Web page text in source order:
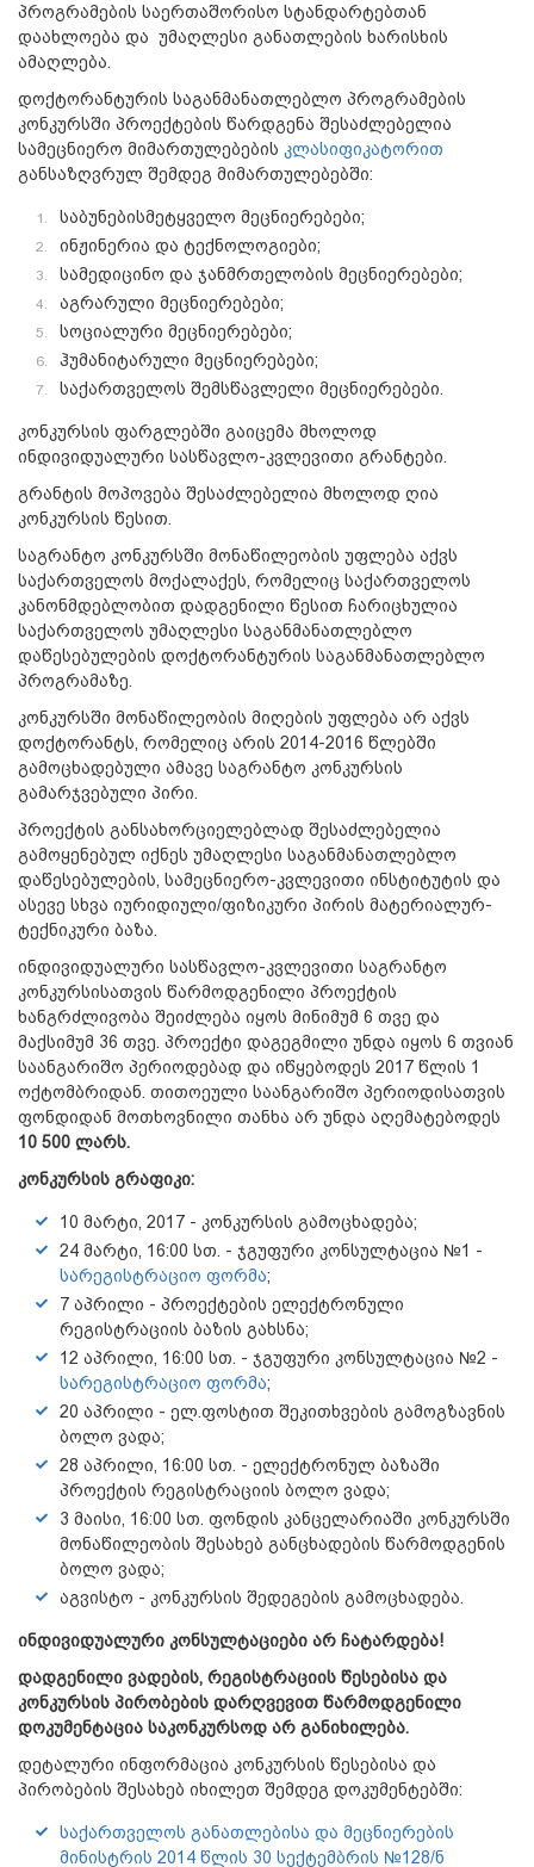
პროგრამების საერთაშორისო სტანდარტებთან
დაახლოება და უმაღლესი განათლების ხარისხის
ამაღლება.
დოქტორანტურის საგანმანათლებლო პროგრამების
კონკურსში პროექტების წარდგენა შესაძლებელია
სამეცნიერო მიმართულებების კლასიფიკატორით
განსაზღვრულ შემდეგ მიმართულებებში:
საბუნებისმეტყველო მეცნიერებები;
ინჟინერია და ტექნოლოგიები;
სამედიცინო და ჯანმრთელობის მეცნიერებები;
აგრარული მეცნიერებები;
სოციალური მეცნიერებები;
ჰუმანიტარული მეცნიერებები;
საქართველოს შემსწავლელი მეცნიერებები.
კონკურსის ფარგლებში გაიცემა მხოლოდ
ინდივიდუალური სასწავლო-კვლევითი გრანტები.
გრანტის მოპოვება შესაძლებელია მხოლოდ ღია
კონკურსის წესით.
საგრანტო კონკურსში მონაწილეობის უფლება აქვს
საქართველოს მოქალაქეს, რომელიც საქართველოს
კანონმდებლობით დადგენილი წესით ჩარიცხულია
საქართველოს უმაღლესი საგანმანათლებლო
დაწესებულების დოქტორანტურის საგანმანათლებლო
პროგრამაზე.
კონკურსში მონაწილეობის მიღების უფლება არ აქვს
დოქტორანტს, რომელიც არის 2014-2016 წლებში
გამოცხადებული ამავე საგრანტო კონკურსის
გამარჯვებული პირი.
პროექტის განსახორციელებლად შესაძლებელია
გამოყენებულ იქნეს უმაღლესი საგანმანათლებლო
დაწესებულების, სამეცნიერო-კვლევითი ინსტიტუტის და
ასევე სხვა იურიდიული/ფიზიკური პირის მატერიალურ-
ტექნიკური ბაზა.
ინდივიდუალური სასწავლო-კვლევითი საგრანტო
კონკურსისათვის წარმოდგენილი პროექტის
ხანგრძლივობა შეიძლება იყოს მინიმუმ 6 თვე და
მაქსიმუმ 36 თვე. პროექტი დაგეგმილი უნდა იყოს 6 თვიან
საანგარიშო პერიოდებად და იწყებოდეს 2017 წლის 1
ოქტომბრიდან. თითოეული საანგარიშო პერიოდისათვის
ფონდიდან მოთხოვნილი თანხა არ უნდა აღემატებოდეს
10 500 ლარს.
კონკურსის გრაფიკი:
10 მარტი, 2017 - კონკურსის გამოცხადება;
24 მარტი, 16:00 სთ. - ჯგუფური კონსულტაცია №1 -
სარეგისტრაციო ფორმა;
7 აპრილი - პროექტების ელექტრონული
რეგისტრაციის ბაზის გახსნა;
12 აპრილი, 16:00 სთ. - ჯგუფური კონსულტაცია №2 -
სარეგისტრაციო ფორმა;
20 აპრილი - ელ.ფოსტით შეკითხვების გამოგზავნის
ბოლო ვადა;
28 აპრილი, 16:00 სთ. - ელექტრონულ ბაზაში
პროექტის რეგისტრაციის ბოლო ვადა;
3 მაისი, 16:00 სთ. ფონდის კანცელარიაში კონკურსში
მონაწილეობის შესახებ განცხადების წარმოდგენის
ბოლო ვადა;
აგვისტო - კონკურსის შედეგების გამოცხადება.
ინდივიდუალური კონსულტაციები არ ჩატარდება!
დადგენილი ვადების, რეგისტრაციის წესებისა და
კონკურსის პირობების დარღვევით წარმოდგენილი
დოკუმენტაცია საკონკურსოდ არ განიხილება.
დეტალური ინფორმაცია კონკურსის წესებისა და
პირობების შესახებ იხილეთ შემდეგ დოკუმენტებში:
საქართველოს განათლებისა და მეცნიერების
მინისტრის 2014 წლის 30 სექტემბრის №128/ნ